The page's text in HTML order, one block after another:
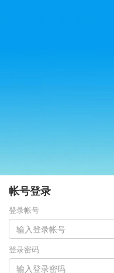
帐号登录
登录帐号
登录密码